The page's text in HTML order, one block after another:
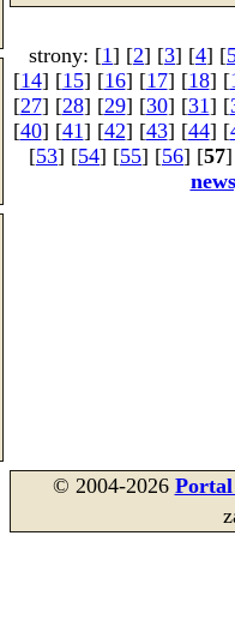
strony: [1] [2] [3] [4] [
[14] [15] [16] [17] [18] [
[27] [28] [29] [30] [31] [
[40] [41] [42] [43] [44] [
[53] [54] [55] [56] [57
© 2004-2026